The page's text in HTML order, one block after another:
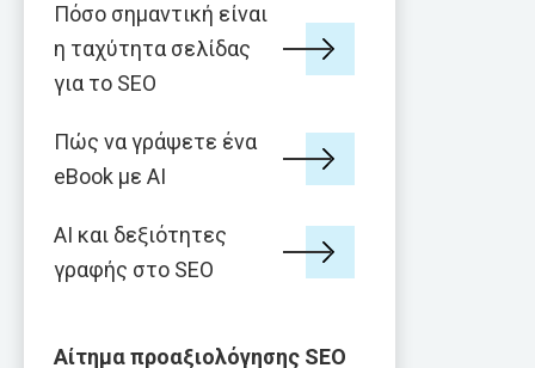
Πόσο σημαντική είναι
η ταχύτητα σελίδας
για το SEO
Πώς να γράψετε ένα
eBook με AI
AI και δεξιότητες
γραφής στο SEO
Αίτημα προαξιολόγησης SEO